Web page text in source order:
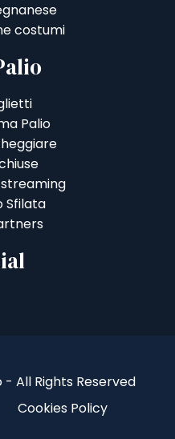
costumi
Palio
Sfilata
- All Rights Reserved
Cookies Policy